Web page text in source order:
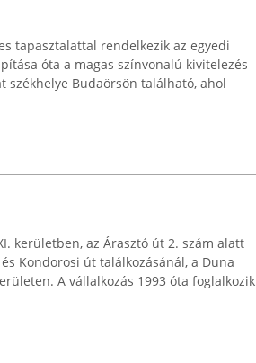
tapasztalattal rendelkezik az egyedi
óta a magas színvonalú kivitelezés
székhelye Budaörsön található, ahol
kerületben, az Árasztó út 2. szám alatt
Kondorosi út találkozásánál, a Duna
A vállalkozás 1993 óta foglalkozik